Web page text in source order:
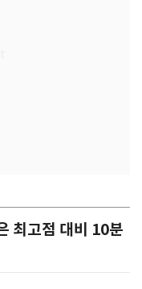
최고점 대비 10분